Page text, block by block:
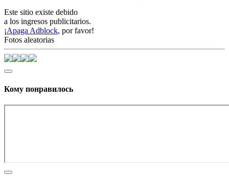
Este sitio existe debido
a los ingresos publicitarios.
¡Apaga Adblock, por favor!
Fotos aleatorias
Кому понравилось